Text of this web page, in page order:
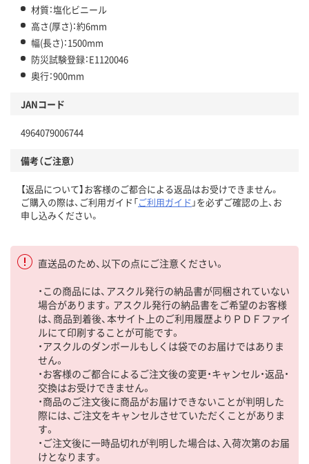
材質：塩化ビニール
高さ(厚さ)：約6mm
幅(長さ)：1500mm
防災試験登録：E1120046
奥行：900mm
JANコード
4964079006744
備考（ご注意）
【返品について】お客様のご都合による返品はお受けできません。
ご購入の際は、ご利用ガイド「ご利用ガイド 」を必ずご確認の上、お
申し込みください。
直送品のため、以下の点にご注意ください。
・この商品には、アスクル発行の納品書が同梱されていない
場合があります。アスクル発行の納品書をご希望のお客様
は、商品到着後、本サイト上のご利用履歴よりＰＤＦファイ
ルにて印刷することが可能です。
・アスクルのダンボールもしくは袋でのお届けではありま
せん。
・お客様のご都合によるご注文後の変更・キャンセル・返品・
交換はお受けできません。
・商品のご注文後に商品がお届けできないことが判明した
際には、ご注文をキャンセルさせていただくことがありま
す。
・ご注文後に一時品切れが判明した場合は、入荷次第のお届
けとなります。